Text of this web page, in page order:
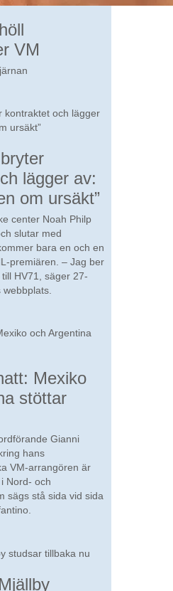
VM
lägger av:
om ursäkt”
center Noah Philp
slutar med
bara en och en
premiären. – Jag ber
HV71, säger 27-
Mexiko
stöttar
Gianni
hans
VM-arrangören är
Nord- och
sägs stå sida vid sida